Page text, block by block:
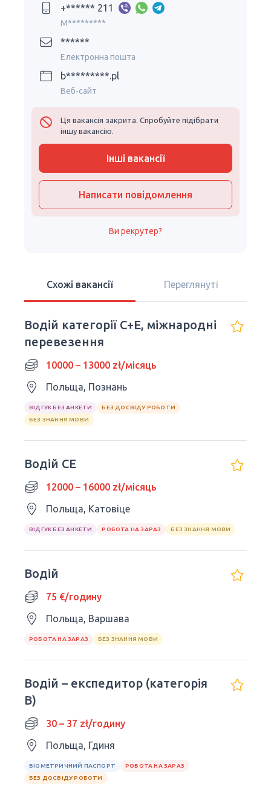
+****** 211
M*********
******
Електронна пошта
b*********.pl
Веб-сайт
Ця вакансія закрита. Спробуйте підібрати
іншу вакансію.
Інші вакансії
Написати повідомлення
Ви рекрутер?
Схожі вакансії Переглянуті
Водій категорії C+E, міжнародні
перевезення
10000 – 13000 zł/місяць
Польща, Познань
ВІДГУК БЕЗ АНКЕТИ
БЕЗ ДОСВІДУ РОБОТИ
БЕЗ ЗНАННЯ МОВИ
Водій CE
12000 – 16000 zł/місяць
Польща, Катовіце
ВІДГУК БЕЗ АНКЕТИ РОБОТА НА ЗАРАЗ БЕЗ ЗНАННЯ МОВИ
Водій
75 €/годину
Польща, Варшава
РОБОТА НА ЗАРАЗ БЕЗ ЗНАННЯ МОВИ
Водій – експедитор (категорія
В)
30 – 37 zł/годину
Польща, Гдиня
БІОМЕТРИЧНИЙ ПАСПОРТ
РОБОТА НА ЗАРАЗ
БЕЗ ДОСВІДУ РОБОТИ